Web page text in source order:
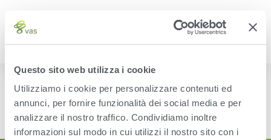
Questo sito web utilizza i cookie
Utilizziamo i cookie per personalizzare contenuti ed
annunci, per fornire funzionalità dei social media e per
analizzare il nostro traffico. Condividiamo inoltre
informazioni sul modo in cui utilizzi il nostro sito con i
MANAGE LISTINGS
[acadp_manage_listings]